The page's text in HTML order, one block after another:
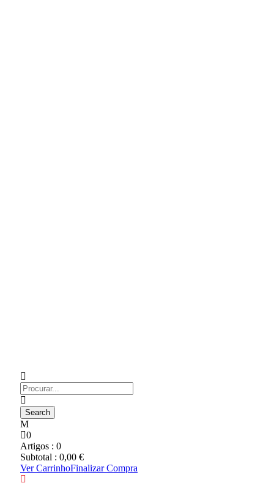
0
Artigos : 0
Subtotal : 0,00 €
Ver CarrinhoFinalizar Compra